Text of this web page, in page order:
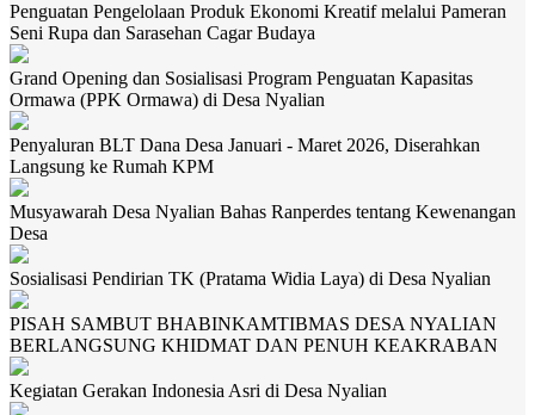
Penguatan Pengelolaan Produk Ekonomi Kreatif melalui Pameran
Seni Rupa dan Sarasehan Cagar Budaya
Grand Opening dan Sosialisasi Program Penguatan Kapasitas
Ormawa (PPK Ormawa) di Desa Nyalian
Penyaluran BLT Dana Desa Januari - Maret 2026, Diserahkan
Langsung ke Rumah KPM
Musyawarah Desa Nyalian Bahas Ranperdes tentang Kewenangan
Desa
Sosialisasi Pendirian TK (Pratama Widia Laya) di Desa Nyalian
PISAH SAMBUT BHABINKAMTIBMAS DESA NYALIAN
BERLANGSUNG KHIDMAT DAN PENUH KEAKRABAN
Kegiatan Gerakan Indonesia Asri di Desa Nyalian